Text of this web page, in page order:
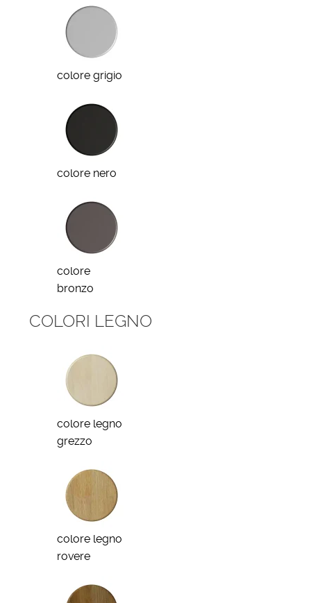
colore grigio
colore nero
colore
bronzo
COLORI LEGNO
colore legno
grezzo
colore legno
rovere